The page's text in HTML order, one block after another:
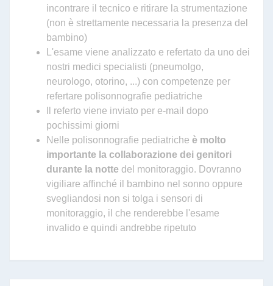
incontrare il tecnico e ritirare la strumentazione
(non è strettamente necessaria la presenza del
bambino)
L'esame viene analizzato e refertato da uno dei
nostri medici specialisti (pneumolgo,
neurologo, otorino, ...) con competenze per
refertare polisonnografie pediatriche
Il referto viene inviato per e-mail dopo
pochissimi giorni
Nelle polisonnografie pediatriche è molto
importante la collaborazione dei genitori
durante la notte del monitoraggio. Dovranno
vigiliare affinché il bambino nel sonno oppure
svegliandosi non si tolga i sensori di
monitoraggio, il che renderebbe l'esame
invalido e quindi andrebbe ripetuto